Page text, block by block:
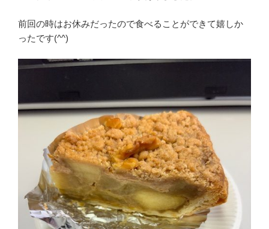
前回の時はお休みだったので食べることができて嬉しか
ったです(^^)